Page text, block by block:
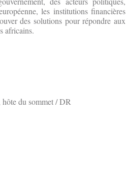
les institutions financières
des solutions pour répondre aux
africains.
du sommet / DR